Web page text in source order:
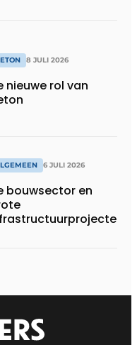
8 JULI 2026
nieuwe rol van
6 JULI 2026
bouwsector en